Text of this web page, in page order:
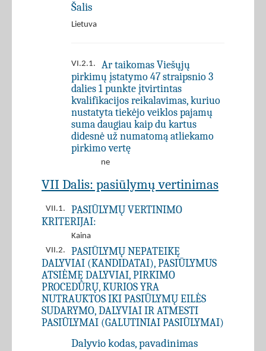
Šalis
Lietuva
VI.2.1.
Ar taikomas Viešųjų
pirkimų įstatymo 47 straipsnio 3
dalies 1 punkte įtvirtintas
kvalifikacijos reikalavimas, kuriuo
nustatyta tiekėjo veiklos pajamų
suma daugiau kaip du kartus
didesnė už numatomą atliekamo
pirkimo vertę
ne
VII Dalis: pasiūlymų vertinimas
VII.1.
PASIŪLYMŲ VERTINIMO
KRITERIJAI:
Kaina
VII.2.
PASIŪLYMŲ NEPATEIKĘ
DALYVIAI (KANDIDATAI), PASIŪLYMUS
ATSIĖMĘ DALYVIAI, PIRKIMO
PROCEDŪRŲ, KURIOS YRA
NUTRAUKTOS IKI PASIŪLYMŲ EILĖS
SUDARYMO, DALYVIAI IR ATMESTI
PASIŪLYMAI (GALUTINIAI PASIŪLYMAI)
Dalyvio kodas, pavadinimas